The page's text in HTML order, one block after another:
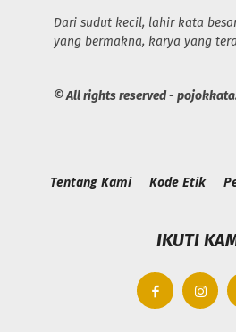
Dari sudut kecil, lahir kata
yang bermakna, karya yang
© All rights reserved -
Tentang Kami Kode Etik
IKUTI